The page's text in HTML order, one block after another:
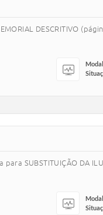
DESCRITIVO
SUBSTITUIÇÃO DA